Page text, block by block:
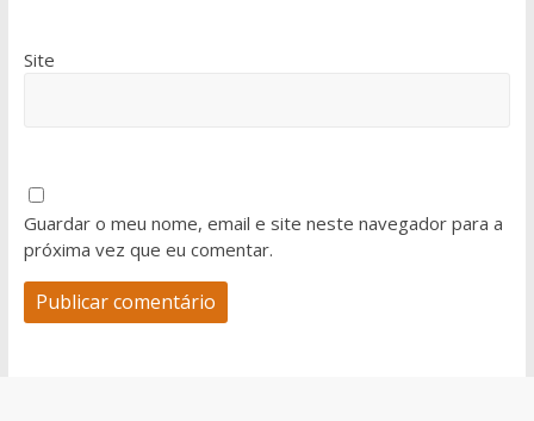
Site
Guardar o meu nome, email e site neste navegador para a
próxima vez que eu comentar.